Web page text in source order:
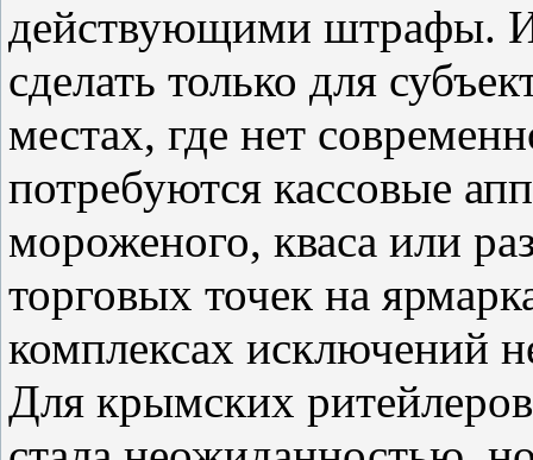
действующими штрафы.
сделать только для
местах, где нет
потребуются кассовые
мороженого, кваса или
торговых точек на
комплексах исключений
Для крымских